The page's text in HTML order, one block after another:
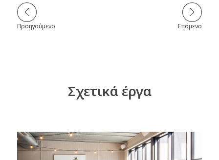
Προηγούμενο Επόμενο
Σχετικά έργα